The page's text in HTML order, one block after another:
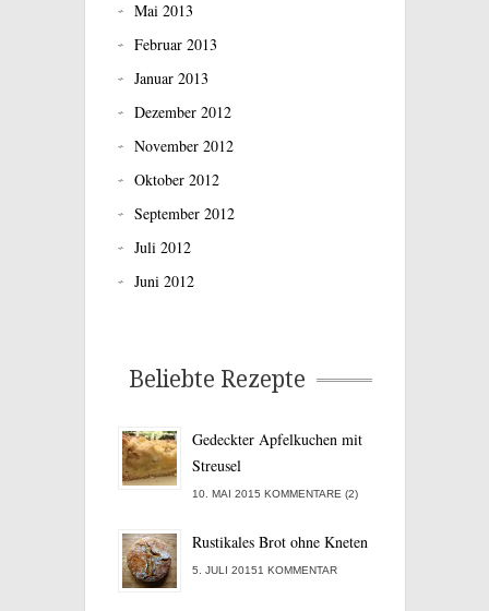
Mai 2013
Februar 2013
Januar 2013
Dezember 2012
November 2012
Oktober 2012
September 2012
Juli 2012
Juni 2012
Beliebte Rezepte
Gedeckter Apfelkuchen mit
Streusel
10. MAI 2015 KOMMENTARE (2)
Rustikales Brot ohne Kneten
5. JULI 20151 KOMMENTAR